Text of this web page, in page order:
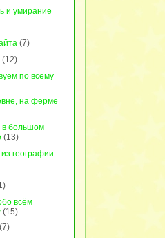
и умирание
(7)
(12)
по всему
на ферме
большом
(13)
географии
всём
(15)
(7)